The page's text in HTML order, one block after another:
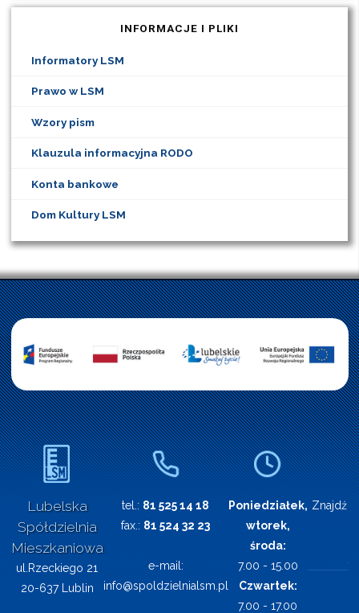
INFORMACJE I PLIKI
Informatory LSM
Prawo w LSM
Wzory pism
Klauzula informacyjna RODO
Konta bankowe
Dom Kultury LSM
Lubelska
Spółdzielnia
Mieszkaniowa
ul.Rzeckiego 21
20-637 Lublin
tel.: 81 525 14 18
fax.: 81 524 32 23
e-mail:
info@spoldzielnialsm.pl
Poniedziałek,
wtorek,
środa:
7.00 - 15.00
Czwartek:
7.00 - 17.00
Znajdź